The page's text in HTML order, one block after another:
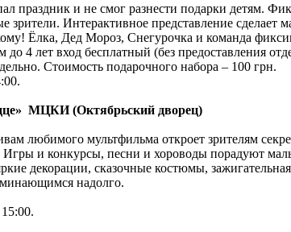
и не смог разнести подарки детям.
зрители. Интерактивное представление
Ёлка, Дед Мороз, Снегурочка и команда
4 лет вход бесплатный (без предоставления
Стоимость подарочного набора – 100 грн.
МЦКИ (Октябрьский дворец)
любимого мультфильма откроет зрителям
Игры и конкурсы, песни и хороводы порадуют
декорации, сказочные костюмы,
надолго.